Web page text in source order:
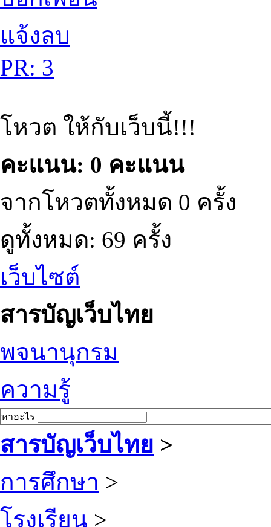
แจ้งลบ
PR: 3
โหวต ให้กับเว็บนี้!!!
คะแนน: 0 คะแนน
จากโหวตทั้งหมด 0 ครั้ง
ดูทั้งหมด: 69 ครั้ง
เว็บไซต์
สารบัญเว็บไทย
พจนานุกรม
ความรู้
หาอะไร
สารบัญเว็บไทย >
การศึกษา >
โรงเรียน >